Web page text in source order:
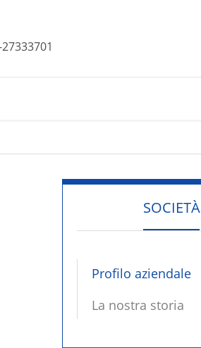
SOCIETÀ
Profilo aziendale
La nostra storia